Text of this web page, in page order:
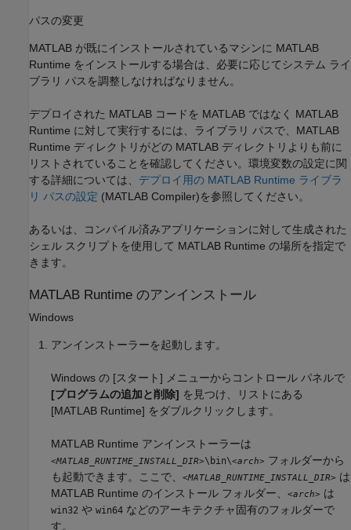
パスの変更
MATLAB が既にインストールされているマシンに MATLAB
Runtime をインストールする場合は、必要に応じてシステム ライ
ブラリ パスを調整しなければなりません。
デプロイされた MATLAB コードを MATLAB ではなく MATLAB
Runtime に対して実行するには、ライブラリ パスで、 MATLAB
Runtime ディレクトリがどの MATLAB ディレクトリよりも前に
リストされていることを確認してください。環境変数の設定に関
する詳細については、 デプロイ用の MATLAB Runtime ライブラ
リ パスの設定 (MATLAB Compiler)を参照してください。
あるいは、コンパイル済みアプリケーションに対して生成された
シェル スクリプトを使用して MATLAB Runtime の場所を指定で
きます。
MATLAB Runtime のアンインストール
Windows
アンインストーラーを起動します。
Windows の [スタート] メニューからコントロール パネルで
[プログラムの追加と削除] を見つけ、リストにある
[MATLAB Runtime] をダブルクリックします。
MATLAB Runtime アンインストーラーは
<MATLAB_RUNTIME_INSTALL_DIR>\bin\<arch> フォルダーから
も起動できます。ここで、
<MATLAB_RUNTIME_INSTALL_DIR> は
MATLAB Runtime のインストール フォルダー、 <arch> は
win32 や win64 などのアーキテクチャ固有のフォルダーで
す。